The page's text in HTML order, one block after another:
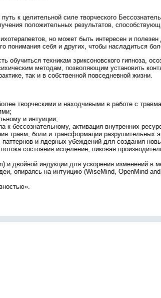
к целительной силе творческого
положительных результатов,
но может быть интересен и
понимания себя и других, чтобы насладиться
обучиться техникам эриксоновского гипноза,
методам, позволяющим установить
так и в собственной повседневной жизни.
творческими и находчивыми в работе с
и интуиции;
бессознательному, активация внутренних
травм, боли и трансформации разрушительных
и ядерных убеждений для создания
состояния исцеление, пиковая
и двойной индукции для ускорения изменений в
опираясь на интуицию (WiseMind, OpenMind